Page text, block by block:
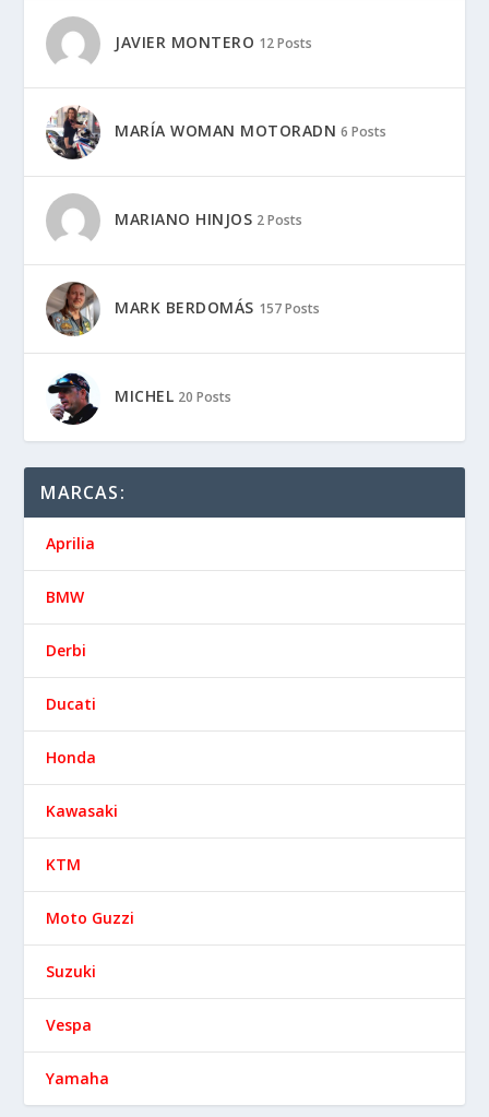
JAVIER MONTERO 12 Posts
MARÍA WOMAN MOTORADN 6 Posts
MARIANO HINJOS 2 Posts
MARK BERDOMÁS 157 Posts
MICHEL 20 Posts
MARCAS:
Aprilia
BMW
Derbi
Ducati
Honda
Kawasaki
KTM
Moto Guzzi
Suzuki
Vespa
Yamaha